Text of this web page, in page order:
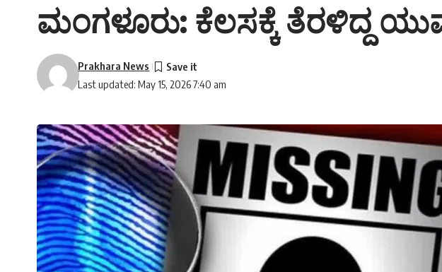
ಮಂಗಳೂರು: ಕೆಲಸಕ್ಕೆ ತೆರಳಿದ್ದ
Last updated: May 15, 2026 7:40 am
Prakhara News